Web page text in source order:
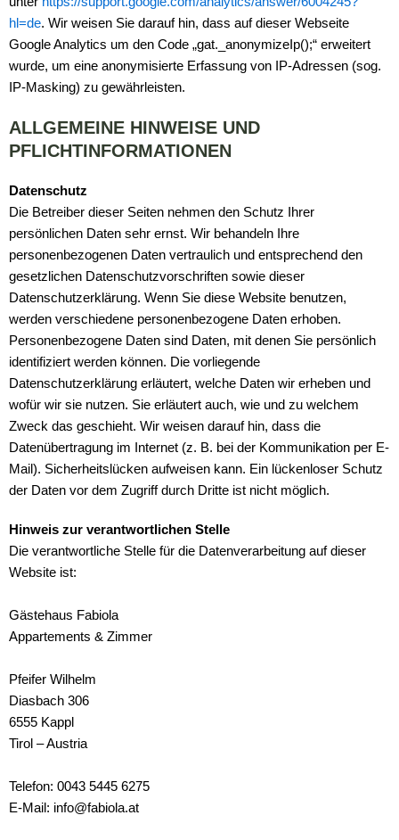
hl=de. Wir weisen Sie darauf hin, dass auf dieser Webseite
Google Analytics um den Code „gat._anonymizeIp();“ erweitert
wurde, um eine anonymisierte Erfassung von IP-Adressen (sog.
IP-Masking) zu gewährleisten.
ALLGEMEINE HINWEISE UND
PFLICHTINFORMATIONEN
Datenschutz
Die Betreiber dieser Seiten nehmen den Schutz Ihrer
persönlichen Daten sehr ernst. Wir behandeln Ihre
personenbezogenen Daten vertraulich und entsprechend den
gesetzlichen Datenschutzvorschriften sowie dieser
Datenschutzerklärung. Wenn Sie diese Website benutzen,
werden verschiedene personenbezogene Daten erhoben.
Personenbezogene Daten sind Daten, mit denen Sie persönlich
identifiziert werden können. Die vorliegende
Datenschutzerklärung erläutert, welche Daten wir erheben und
wofür wir sie nutzen. Sie erläutert auch, wie und zu welchem
Zweck das geschieht. Wir weisen darauf hin, dass die
Datenübertragung im Internet (z. B. bei der Kommunikation per E-
Mail). Sicherheitslücken aufweisen kann. Ein lückenloser Schutz
der Daten vor dem Zugriff durch Dritte ist nicht möglich.
Hinweis zur verantwortlichen Stelle
Die verantwortliche Stelle für die Datenverarbeitung auf dieser
Website ist:
Gästehaus Fabiola
Appartements & Zimmer
Pfeifer Wilhelm
Diasbach 306
6555 Kappl
Tirol – Austria
Telefon: 0043 5445 6275
E-Mail: info@fabiola.at